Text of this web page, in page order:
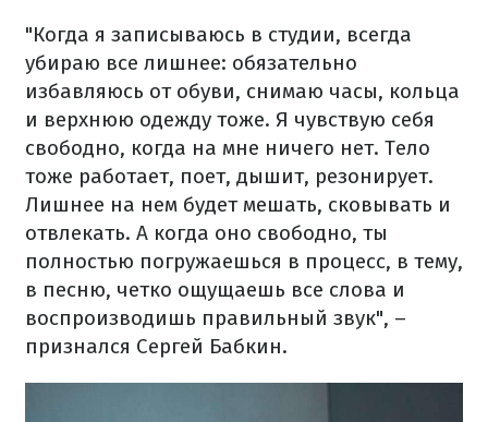
"Когда я записываюсь в студии, всегда
убираю все лишнее: обязательно
избавляюсь от обуви, снимаю часы, кольца
и верхнюю одежду тоже. Я чувствую себя
свободно, когда на мне ничего нет. Тело
тоже работает, поет, дышит, резонирует.
Лишнее на нем будет мешать, сковывать и
отвлекать. А когда оно свободно, ты
полностью погружаешься в процесс, в тему,
в песню, четко ощущаешь все слова и
воспроизводишь правильный звук", –
признался Сергей Бабкин.